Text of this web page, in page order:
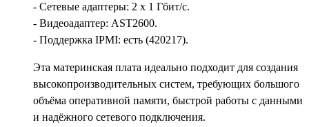
- Сетевые адаптеры: 2 x 1 Гбит/с.
- Видеоадаптер: AST2600.
- Поддержка IPMI: есть (420217).
Эта материнская плата идеально подходит для создания
высокопроизводительных систем, требующих большого
объёма оперативной памяти, быстрой работы с данными
и надёжного сетевого подключения.